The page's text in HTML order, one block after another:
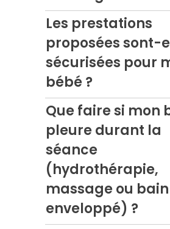
Les prestations
proposées sont-
sécurisées pour
bébé ?
Que faire si mon
pleure durant la
séance
(hydrothérapie,
massage ou bain
enveloppé) ?